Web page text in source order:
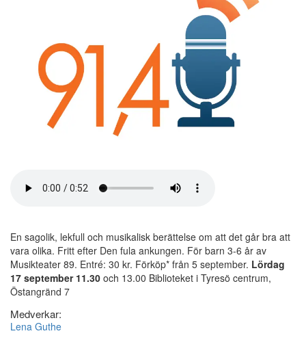
En sagolik, lekfull och musikalisk berättelse om att det går bra att
vara olika. Fritt efter Den fula ankungen. För barn 3-6 år av
Musikteater 89. Entré: 30 kr. Förköp* från 5 september. Lördag
17 september 11.30 och 13.00 Biblioteket i Tyresö centrum,
Östangränd 7
Medverkar:
Lena Guthe